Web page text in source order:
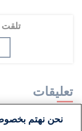
تلقت
تعليقات
لا توجد تعليقات
نحن نهتم